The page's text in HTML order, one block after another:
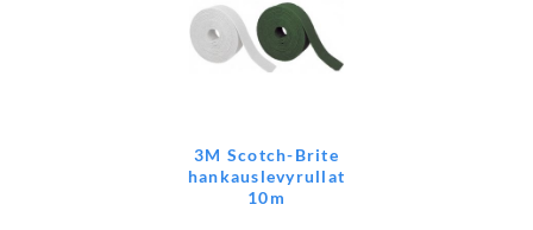
3M Scotch-Brite
hankauslevyrullat
10m